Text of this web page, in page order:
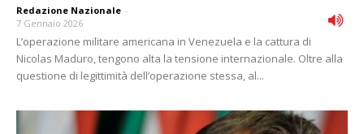
Redazione Nazionale -
7 Gennaio 2026
L’operazione militare americana in Venezuela e la cattura di
Nicolas Maduro, tengono alta la tensione internazionale. Oltre alla
questione di legittimità dell’operazione stessa, al...